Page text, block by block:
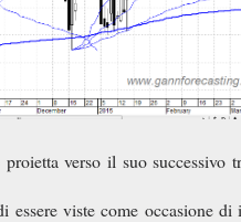
verso il suo successivo
viste come occasione di